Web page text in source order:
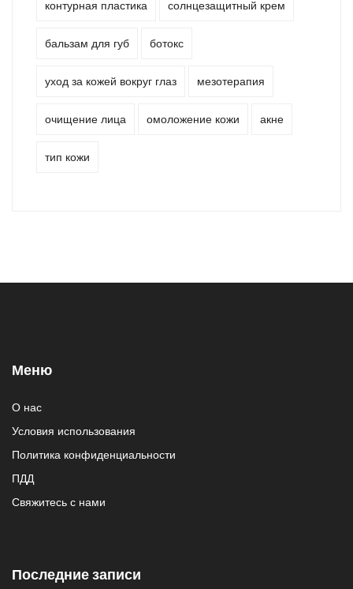
контурная пластика солнцезащитный крем
бальзам для губ ботокс
уход за кожей вокруг глаз мезотерапия
очищение лица омоложение кожи акне
тип кожи
Меню
О нас
Условия использования
Политика конфиденциальности
ПДД
Свяжитесь с нами
Последние записи